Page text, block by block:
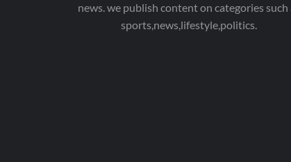
news. we publish content on categories such
sports,news,lifestyle,politics.